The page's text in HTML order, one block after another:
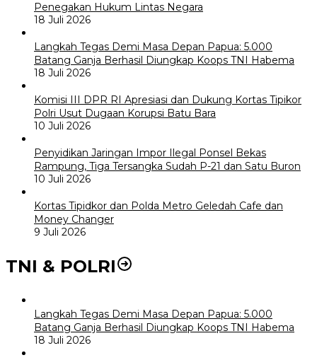
Penegakan Hukum Lintas Negara
18 Juli 2026
Langkah Tegas Demi Masa Depan Papua: 5.000
Batang Ganja Berhasil Diungkap Koops TNI Habema
18 Juli 2026
Komisi III DPR RI Apresiasi dan Dukung Kortas Tipikor
Polri Usut Dugaan Korupsi Batu Bara
10 Juli 2026
Penyidikan Jaringan Impor Ilegal Ponsel Bekas
Rampung, Tiga Tersangka Sudah P-21 dan Satu Buron
10 Juli 2026
Kortas Tipidkor dan Polda Metro Geledah Cafe dan
Money Changer
9 Juli 2026
TNI & POLRI
Langkah Tegas Demi Masa Depan Papua: 5.000
Batang Ganja Berhasil Diungkap Koops TNI Habema
18 Juli 2026